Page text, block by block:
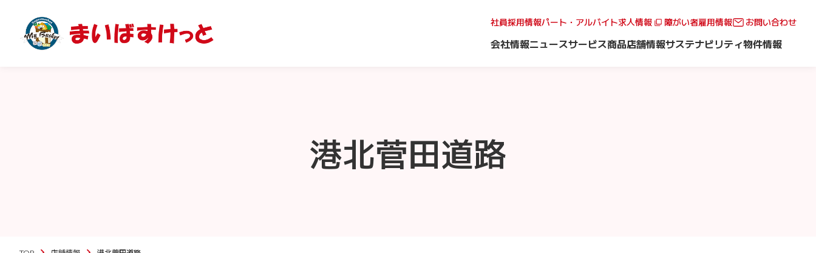
社員採用情報パート・アルバイト求人情報 障がい者雇用情報 お問い合わせ
会社情報ニュースサービス商品店舗情報サステナビリティ物件情報
港北菅田道路